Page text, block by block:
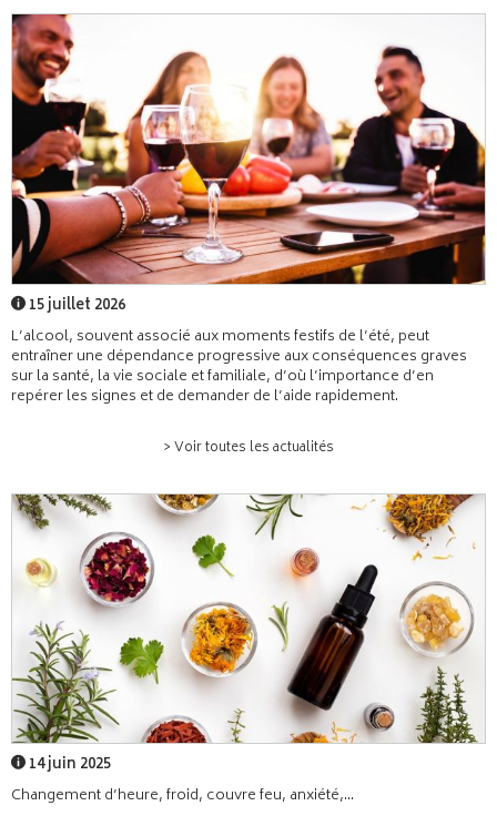
15 juillet 2026
L’alcool, souvent associé aux moments festifs de l’été, peut
entraîner une dépendance progressive aux conséquences graves
sur la santé, la vie sociale et familiale, d’où l’importance d’en
repérer les signes et de demander de l’aide rapidement.
> Voir toutes les actualités
14 juin 2025
Changement d’heure, froid, couvre feu, anxiété,...